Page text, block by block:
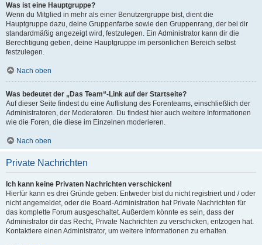
Was ist eine Hauptgruppe?
Wenn du Mitglied in mehr als einer Benutzergruppe bist, dient die
Hauptgruppe dazu, deine Gruppenfarbe sowie den Gruppenrang, der bei dir
standardmäßig angezeigt wird, festzulegen. Ein Administrator kann dir die
Berechtigung geben, deine Hauptgruppe im persönlichen Bereich selbst
festzulegen.
Nach oben
Was bedeutet der „Das Team“-Link auf der Startseite?
Auf dieser Seite findest du eine Auflistung des Forenteams, einschließlich der
Administratoren, der Moderatoren. Du findest hier auch weitere Informationen
wie die Foren, die diese im Einzelnen moderieren.
Nach oben
Private Nachrichten
Ich kann keine Privaten Nachrichten verschicken!
Hierfür kann es drei Gründe geben: Entweder bist du nicht registriert und / oder
nicht angemeldet, oder die Board-Administration hat Private Nachrichten für
das komplette Forum ausgeschaltet. Außerdem könnte es sein, dass der
Administrator dir das Recht, Private Nachrichten zu verschicken, entzogen hat.
Kontaktiere einen Administrator, um weitere Informationen zu erhalten.